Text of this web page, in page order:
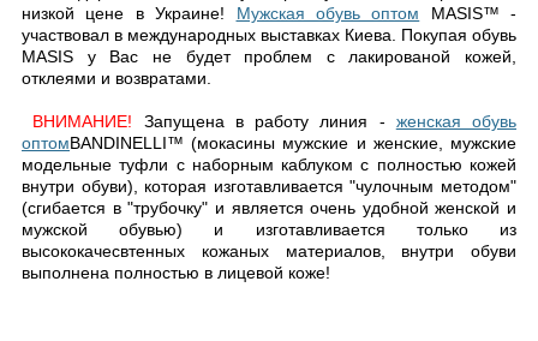
низкой цене в Украине! Мужская обувь оптом MASIS™ -
участвовал в международных выставках Киева. Покупая обувь
MASIS у Вас не будет проблем с лакированой кожей,
отклеями и возвратами.
ВНИМАНИЕ! Запущена в работу линия - женская обувь
оптомBANDINELLI™ (мокасины мужские и женские, мужские
модельные туфли с наборным каблуком с полностью кожей
внутри обуви), которая изготавливается "чулочным методом"
(сгибается в "трубочку" и является очень удобной женской и
мужской обувью) и изготавливается только из
высококачесвтенных кожаных материалов, внутри обуви
выполнена полностью в лицевой коже!